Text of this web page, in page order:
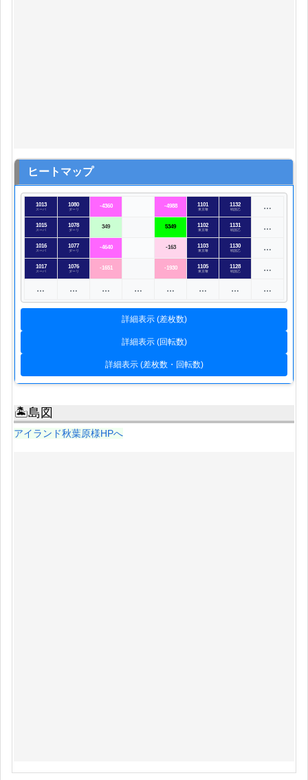
ヒートマップ
1013
スーパ
1080
ダーリ -4360 -4988 1101
東京喰
1132
戦国乙 …
1015
スーパ
1078
ダーリ 349 5349 1102
東京喰
1131
戦国乙 …
1016
スーパ
1077
ダーリ -4640 -163 1103
東京喰
1130
戦国乙 …
1017
スーパ
1076
ダーリ -1651 -1930 1105
東京喰
1128
戦国乙 …
… … … … … … … …
詳細表示 (差枚数)
詳細表示 (回転数)
詳細表示 (差枚数・回転数)
🏝島図
アイランド秋葉原様HPへ